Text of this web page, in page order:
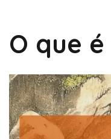
O que é